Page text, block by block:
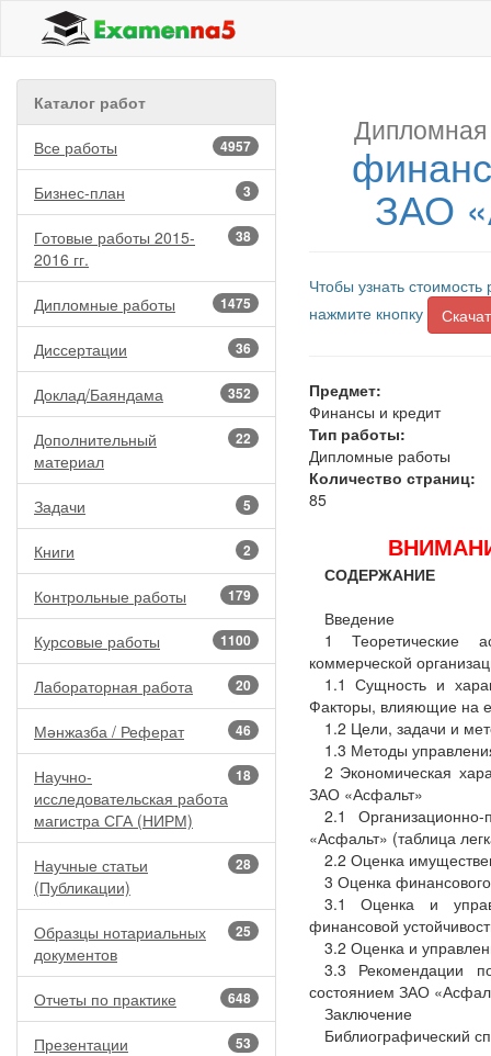
Каталог работ
4957
Все работы
3
Бизнес-план
38
Готовые работы 2015-
2016 гг.
1475
Дипломные работы
36
Диссертации
352
Доклад/Баяндама
22
Дополнительный
материал
5
Задачи
2
Книги
179
Контрольные работы
1100
Курсовые работы
20
Лабораторная работа
46
Мәнжазба / Реферат
18
Научно-
исследовательская работа
магистра СГА (НИРМ)
28
Научные статьи
(Публикации)
25
Образцы нотариальных
документов
648
Отчеты по практике
53
Презентации
ЗАО
Чтобы узнать
нажмите кнопку
Предмет:
Финансы и кредит
Тип работы:
Дипломные работы
Количество страниц:
85
СОДЕРЖАНИЕ
Введение
1 Теоретические
коммерческой
1.1 Сущность и
Факторы, влияющие на
1.2 Цели, задачи и
1.3 Методы
2 Экономическая
ЗАО «Асфальт»
2.1
«Асфальт» (таблица
2.2 Оценка
3 Оценка
3.1 Оценка и
финансовой
3.2 Оценка и
3.3 Рекомендации
состоянием ЗАО
Заключение
Библиографический